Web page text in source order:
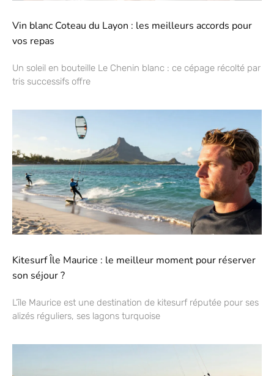
Vin blanc Coteau du Layon : les meilleurs accords pour
vos repas
Un soleil en bouteille Le Chenin blanc : ce cépage récolté par
tris successifs offre
Kitesurf Île Maurice : le meilleur moment pour réserver
son séjour ?
L’île Maurice est une destination de kitesurf réputée pour ses
alizés réguliers, ses lagons turquoise